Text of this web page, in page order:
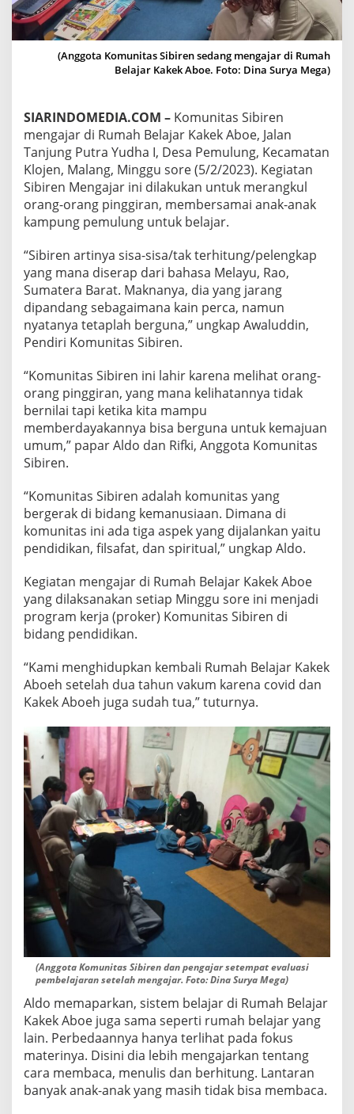
A
O
M
I
T
A
S
S
I
B
I
E
N
M
E
N
G
A
J
R
D
I
R
U
H
E
L
A
A
R
K
A
K
A
B
O
(Anggota Komunitas Sibiren sedang mengajar di Rumah
Belajar Kakek Aboe. Foto: Dina Surya Mega)
SIARINDOMEDIA.COM – Komunitas Sibiren
mengajar di Rumah Belajar Kakek Aboe, Jalan
Tanjung Putra Yudha I, Desa Pemulung, Kecamatan
Klojen, Malang, Minggu sore (5/2/2023). Kegiatan
Sibiren Mengajar ini dilakukan untuk merangkul
orang-orang pinggiran, membersamai anak-anak
kampung pemulung untuk belajar.
“Sibiren artinya sisa-sisa/tak terhitung/pelengkap
yang mana diserap dari bahasa Melayu, Rao,
Sumatera Barat. Maknanya, dia yang jarang
dipandang sebagaimana kain perca, namun
nyatanya tetaplah berguna,” ungkap Awaluddin,
Pendiri Komunitas Sibiren.
“Komunitas Sibiren ini lahir karena melihat orang-
orang pinggiran, yang mana kelihatannya tidak
bernilai tapi ketika kita mampu
memberdayakannya bisa berguna untuk kemajuan
umum,” papar Aldo dan Rifki, Anggota Komunitas
Sibiren.
“Komunitas Sibiren adalah komunitas yang
bergerak di bidang kemanusiaan. Dimana di
komunitas ini ada tiga aspek yang dijalankan yaitu
pendidikan, filsafat, dan spiritual,” ungkap Aldo.
Kegiatan mengajar di Rumah Belajar Kakek Aboe
yang dilaksanakan setiap Minggu sore ini menjadi
program kerja (proker) Komunitas Sibiren di
bidang pendidikan.
“Kami menghidupkan kembali Rumah Belajar Kakek
Aboeh setelah dua tahun vakum karena covid dan
Kakek Aboeh juga sudah tua,” tuturnya.
(Anggota Komunitas Sibiren dan pengajar setempat evaluasi
pembelajaran setelah mengajar. Foto: Dina Surya Mega)
Aldo memaparkan, sistem belajar di Rumah Belajar
Kakek Aboe juga sama seperti rumah belajar yang
lain. Perbedaannya hanya terlihat pada fokus
materinya. Disini dia lebih mengajarkan tentang
cara membaca, menulis dan berhitung. Lantaran
banyak anak-anak yang masih tidak bisa membaca.